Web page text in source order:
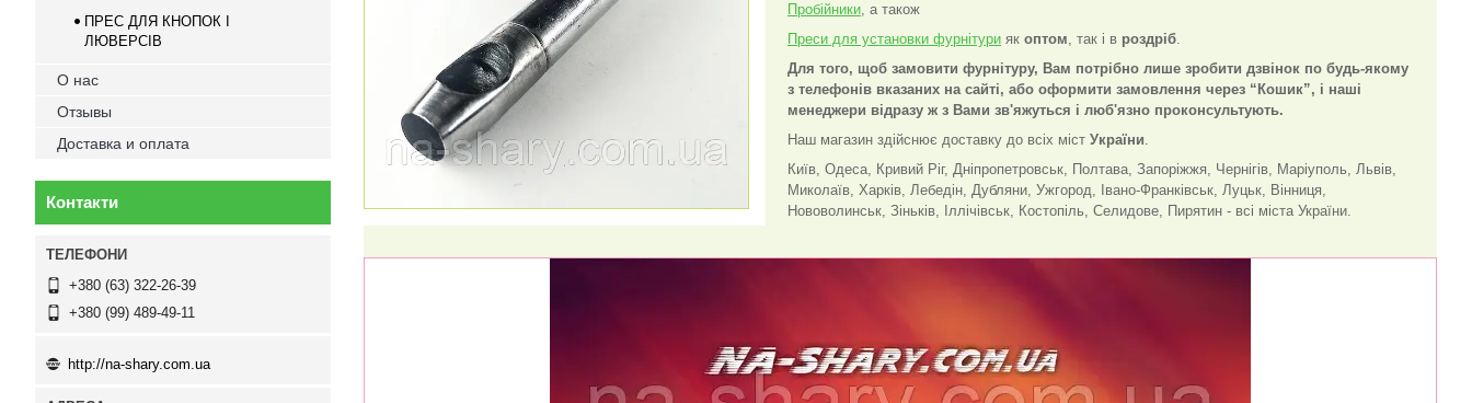
Пробійники, а також
Преси для установки фурнітури як оптом, так і в роздріб.
Для того, щоб замовити фурнітуру, Вам потрібно лише зробити дзвінок по будь-якому
з телефонів вказаних на сайті, або оформити замовлення через “Кошик”, і наші
менеджери відразу ж з Вами зв'яжуться і люб'язно проконсультують.
Наш магазин здійснює доставку до всіх міст України.
Київ, Одеса, Кривий Ріг, Дніпропетровськ, Полтава, Запоріжжя, Чернігів, Маріуполь, Львів,
Миколаїв, Харків, Лебедін, Дубляни, Ужгород, Івано-Франківськ, Луцьк, Вінниця,
Нововолинськ, Зіньків, Іллічівськ, Костопіль, Селидове, Пирятин - всі міста України.
ПРЕС ДЛЯ КНОПОК І
ЛЮВЕРСІВ
О нас
Отзывы
Доставка и оплата
Контакти
+380 (63) 322-26-39
+380 (99) 489-49-11
http://na-shary.com.ua